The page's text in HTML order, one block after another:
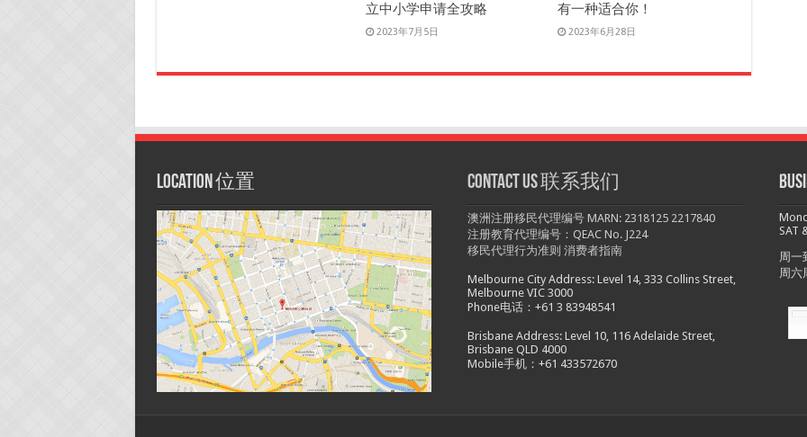
立中小学申请全攻略
2023年7月5日
有一种适合你！
2023年6月28日
Location 位置 Contact us 联系我们
澳洲注册移民代理编号 MARN: 2318125 2217840
注册教育代理编号：QEAC No. J224
移民代理行为准则 消费者指南
Melbourne City Address: Level 14, 333 Collins Street,
Melbourne VIC 3000
Phone电话：+61 3 83948541
Brisbane Address: Level 10, 116 Adelaide Street,
Brisbane QLD 4000
Mobile手机：+61 433572670
SAT
周一
周六